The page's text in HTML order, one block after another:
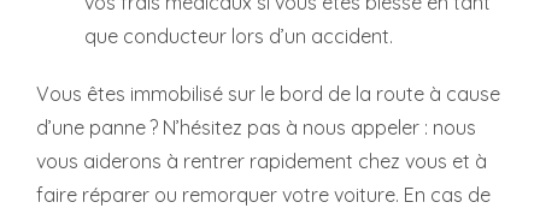
que conducteur lors d’un accident.
Vous êtes immobilisé sur le bord de la route à cause
d’une panne ? N’hésitez pas à nous appeler : nous
vous aiderons à rentrer rapidement chez vous et à
faire réparer ou remorquer votre voiture. En cas de